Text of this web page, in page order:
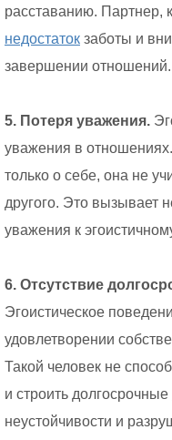
расставанию. Партнер,
недостаток заботы и
завершении отношений.
5. Потеря уважения.
уважения в
только о себе, она не
другого. Это вызывает
уважения к
6. Отсутствие
Эгоистическое
удовлетворении
Такой человек не
и строить долгосрочные
неустойчивости и